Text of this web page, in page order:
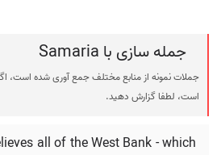
جمله سازی با Samaria
جملات نمونه از منابع مختلف جمع آوری شده است،
است، لطفا گزارش دهید.
all of the West Bank - which